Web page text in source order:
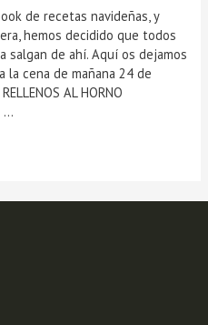
de recetas navideñas, y
hemos decidido que todos
salgan de ahí. Aquí os dejamos
la cena de mañana 24 de
AL HORNO
…